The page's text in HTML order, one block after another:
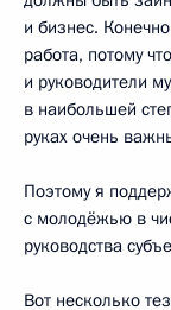
и бизнес.
работа, потому
и руководители
в наибольшей
руках очень
Поэтому я
с молодёжью в
руководства
Вот несколько